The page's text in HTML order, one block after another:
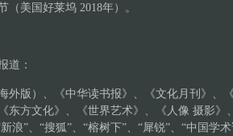
（美国好莱坞 2018年）。
道：
外版）、《中华读书报》、《文化月刊》、
东方文化》、《世界艺术》、《人像 摄影》
浪”、“搜狐”、“榕树下”、“犀锐”、“中国学